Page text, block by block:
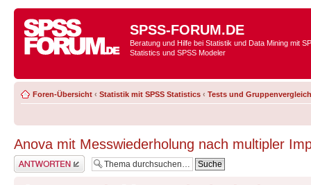
SPSS-FORUM.DE
Beratung und Hilfe bei Statistik und Data Mining mit
Statistics und SPSS Modeler
Foren-Übersicht ‹ Statistik mit SPSS Statistics ‹ Tests und
Anova mit Messwiederholung nach multipler
Antwort erstellen